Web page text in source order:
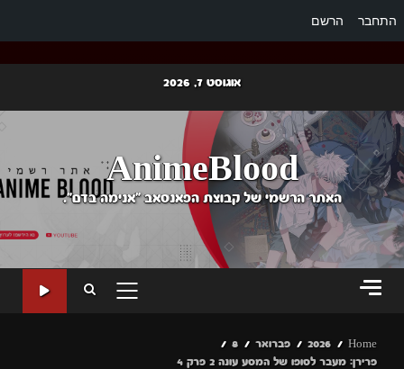
התחבר הרשם
content
אוגוסט 7, 2026
AnimeBlood
האתר הרשמי של קבוצת הפאנסאב "אנימה בדם".
PRIMARY
Home
2026 פברואר
8
פרירן: מעבר לסופו של המסע עונה 2 פרק 4